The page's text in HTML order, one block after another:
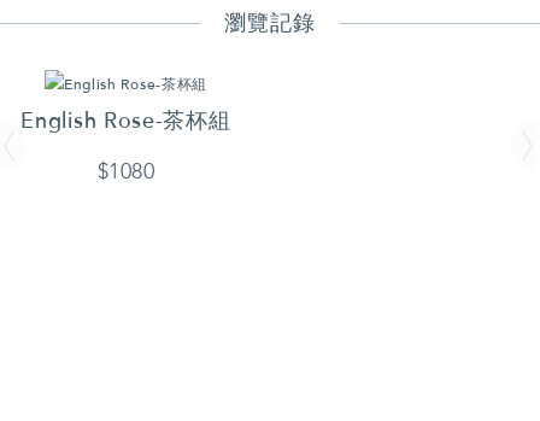
瀏覽記錄
English Rose-茶杯組
$1080